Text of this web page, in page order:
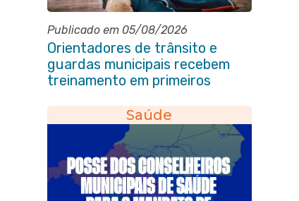
Publicado em 05/08/2026
Orientadores de trânsito e
guardas municipais recebem
treinamento em primeiros
Saúde